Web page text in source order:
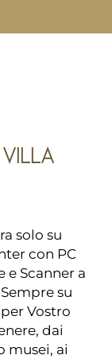
solo su
con PC
e Scanner a
su
Vostro
dai
musei, ai